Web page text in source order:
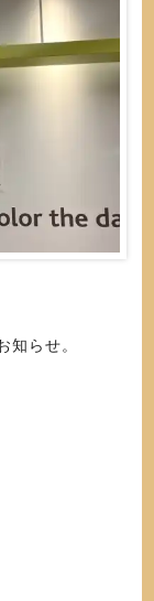
知らせ。